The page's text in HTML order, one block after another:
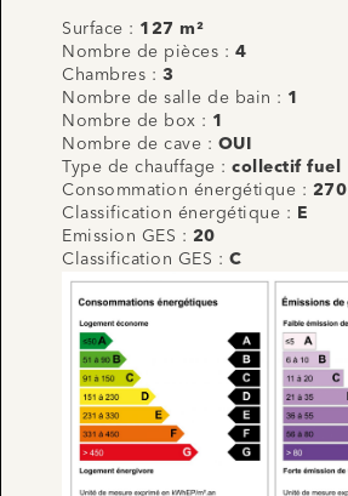
Surface : 127 m²
Nombre de pièces : 4
Chambres : 3
Nombre de salle de bain : 1
Nombre de box : 1
Nombre de cave : OUI
Type de chauffage : collectif fuel
Consommation énergétique : 270
Classification énergétique :
E
Emission GES : 20
Classification GES : C